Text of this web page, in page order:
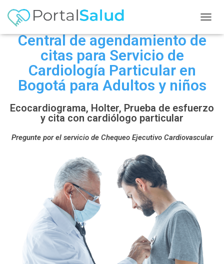
A
M
M
D
E
Central de agendamiento de
citas para Servicio de
Cardiología Particular en
Bogotá para Adultos y niños
Ecocardiograma, Holter, Prueba de esfuerzo
y cita con cardiólogo particular
Pregunte por el servicio de Chequeo Ejecutivo Cardiovascular